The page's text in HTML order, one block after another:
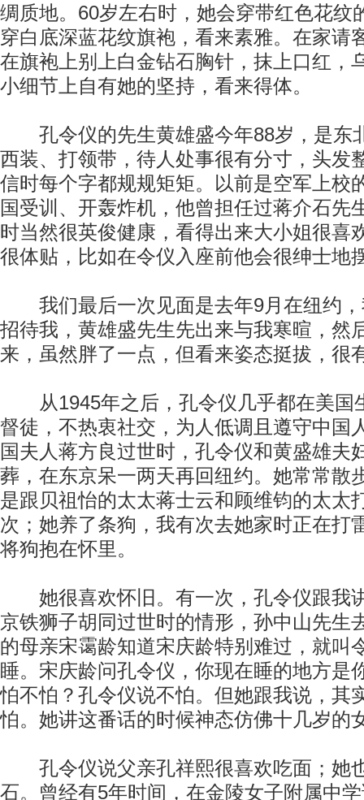
绸质地。60岁左右时，她会穿带红色花纹
穿白底深蓝花纹旗袍，看来素雅。在家请
在旗袍上别上白金钻石胸针，抹上口红，
小细节上自有她的坚持，看来得体。
孔令仪的先生黄雄盛今年88岁，是东
西装、打领带，待人处事很有分寸，头发
信时每个字都规规矩矩。以前是空军上校
国受训、开轰炸机，他曾担任过蒋介石先
时当然很英俊健康，看得出来大小姐很喜
很体贴，比如在令仪入座前他会很绅士地
我们最后一次见面是去年9月在纽约，
招待我，黄雄盛先生先出来与我寒暄，然
来，虽然胖了一点，但看来姿态挺拔，很
从1945年之后，孔令仪几乎都在美国
督徒，不热衷社交，为人低调且遵守中国
国夫人蒋方良过世时，孔令仪和黄盛雄夫
葬，在东京呆一两天再回纽约。她常常散
是跟贝祖怡的太太蒋士云和顾维钧的太太
次；她养了条狗，我有次去她家时正在打
将狗抱在怀里。
她很喜欢怀旧。有一次，孔令仪跟我
京铁狮子胡同过世时的情形，孙中山先生
的母亲宋霭龄知道宋庆龄特别难过，就叫
睡。宋庆龄问孔令仪，你现在睡的地方是
怕不怕？孔令仪说不怕。但她跟我说，其
怕。她讲这番话的时候神态仿佛十几岁的
孔令仪说父亲孔祥熙很喜欢吃面；她
石。曾经有5年时间，在金陵女子附属中